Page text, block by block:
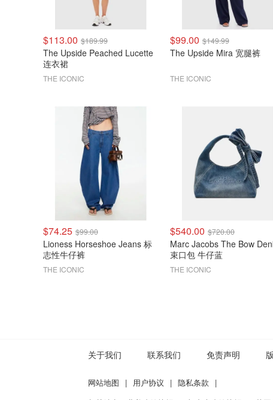
$113.00 $189.99
The Upside Peached Lucette
连衣裙
THE ICONIC
$99.00 $149.99
The Upside Mira 宽腿裤
THE ICONIC
$74.25 $99.00
Lioness Horseshoe Jeans 标
志性牛仔裤
THE ICONIC
$540.00 $720.00
Marc Jacobs The Bow
束口包 牛仔蓝
THE ICONIC
关于我们 联系我们 免责声明
网站地图 | 用户协议 | 隐私条款
|